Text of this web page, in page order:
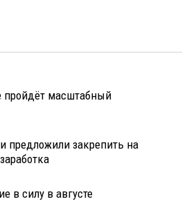
пройдёт масштабный
предложили закрепить на
в силу в августе